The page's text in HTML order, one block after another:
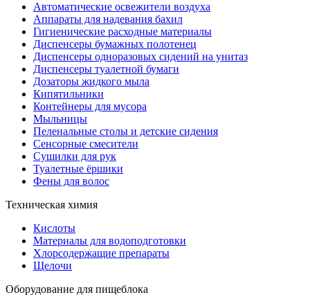
Автоматические освежители воздуха
Аппараты для надевания бахил
Гигиенические расходные материалы
Диспенсеры бумажных полотенец
Диспенсеры одноразовых сидений на унитаз
Диспенсеры туалетной бумаги
Дозаторы жидкого мыла
Кипятильники
Контейнеры для мусора
Мыльницы
Пеленальные столы и детские сидения
Сенсорные смесители
Сушилки для рук
Туалетные ёршики
Фены для волос
Техническая химия
Кислоты
Материалы для водоподготовки
Хлорсодержащие препараты
Щелочи
Оборудование для пищеблока